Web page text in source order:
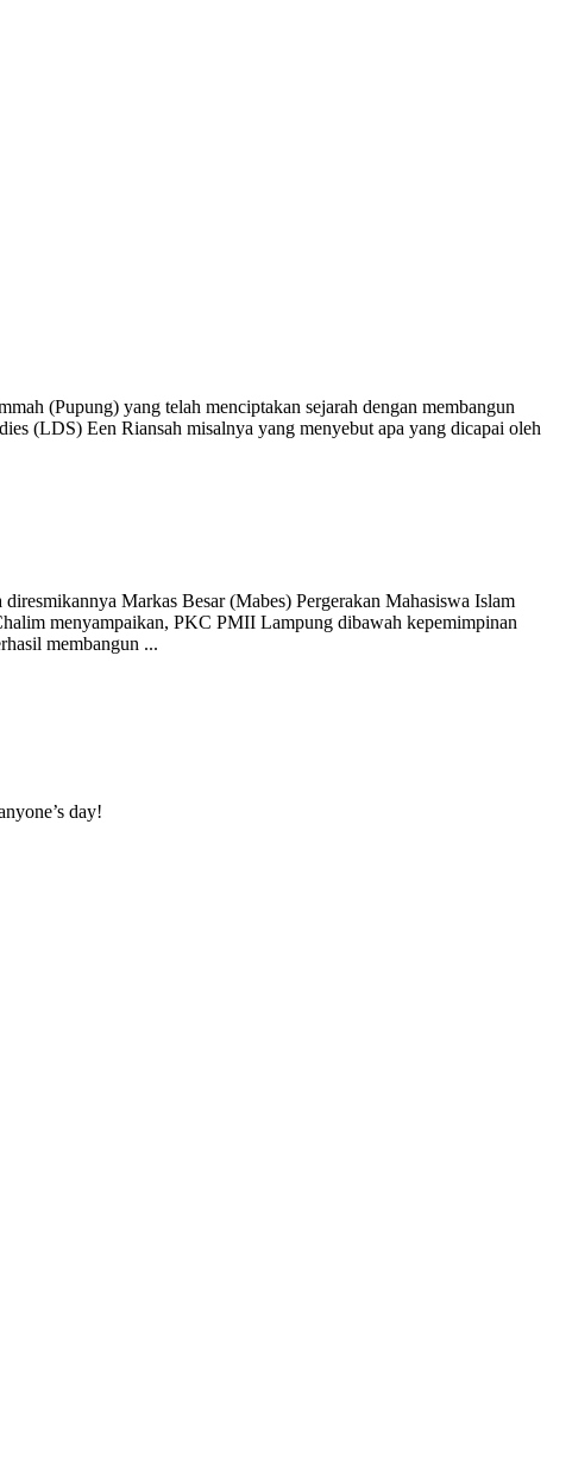
(Pupung) yang telah menciptakan sejarah dengan membangun
(LDS) Een Riansah misalnya yang menyebut apa yang dicapai oleh
Markas Besar (Mabes) Pergerakan Mahasiswa Islam
menyampaikan, PKC PMII Lampung dibawah kepemimpinan
membangun ...
day!